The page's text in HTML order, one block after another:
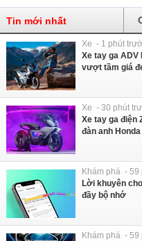
Tin mới nhất
Xe - 1 phút
Xe tay ga ADV
vượt tầm giá
Xe - 30 phút
Xe tay ga điện
đàn anh
Khám phá - 59
Lời khuyên
đầy bộ nhớ
Khám phá - 59